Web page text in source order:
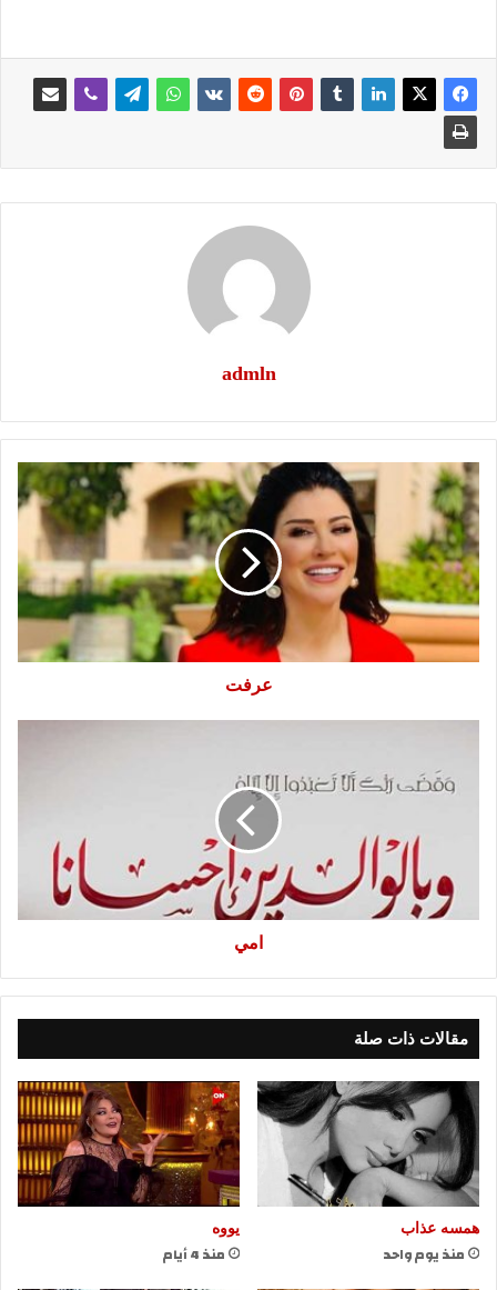
admln
عرفت
عرفت
امي
مقالات ذات صلة
همسه عذاب
منذ يوم واحد
يووه
منذ 4 أيام